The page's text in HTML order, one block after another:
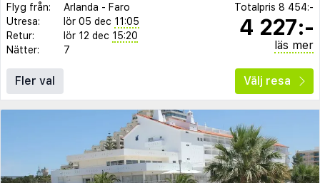
Flyg från: Arlanda - Faro
Utresa:
lör 05 dec 11:05
Retur:
lör 12 dec 15:20
Nätter:
7
Totalpris 8 454:-
4 227:-
läs mer
Fler val Välj resa